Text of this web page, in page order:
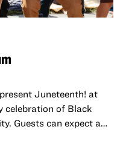
present Juneteenth! at
of Black
Guests can expect a